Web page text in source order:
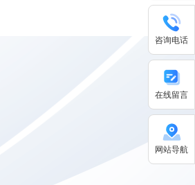
咨询电话
在线留言
网站导航